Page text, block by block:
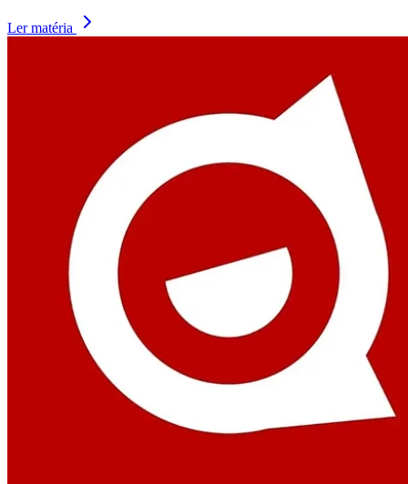
Ler matéria